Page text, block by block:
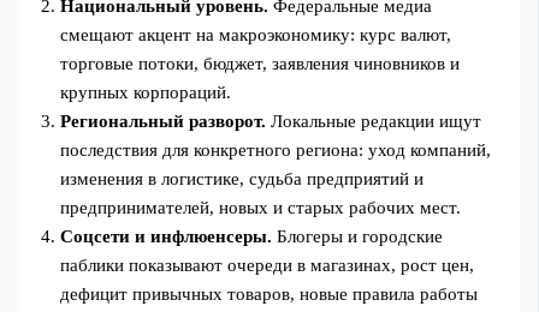
Национальный уровень. Федеральные медиа
смещают акцент на макроэкономику: курс валют,
торговые потоки, бюджет, заявления чиновников и
крупных корпораций.
Региональный разворот. Локальные редакции ищут
последствия для конкретного региона: уход компаний,
изменения в логистике, судьба предприятий и
предпринимателей, новых и старых рабочих мест.
Соцсети и инфлюенсеры. Блогеры и городские
паблики показывают очереди в магазинах, рост цен,
дефицит привычных товаров, новые правила работы